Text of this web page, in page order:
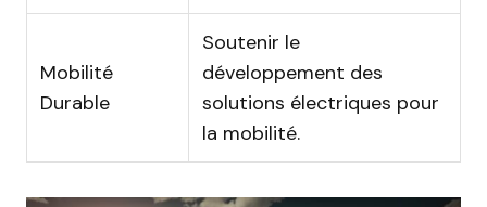
Mobilité
Durable
Soutenir le
développement des
solutions électriques pour
la mobilité.